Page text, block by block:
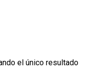
el único resultado